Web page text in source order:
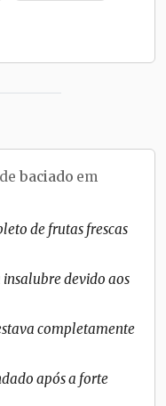
baciado em
de frutas frescas
devido aos
completamente
após a forte